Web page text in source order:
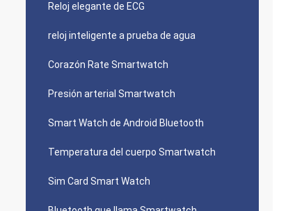
Reloj elegante de ECG
reloj inteligente a prueba de agua
Corazón Rate Smartwatch
Presión arterial Smartwatch
Smart Watch de Android Bluetooth
Temperatura del cuerpo Smartwatch
Sim Card Smart Watch